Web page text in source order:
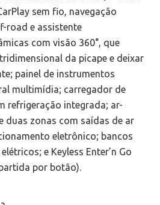
sem fio, navegação
road e assistente
com visão 360°, que
da picape e deixar
painel de instrumentos
multimídia; carregador de
refrigeração integrada; ar-
duas zonas com saídas de ar
eletrônico; bancos
e Keyless Enter’n Go
por botão).